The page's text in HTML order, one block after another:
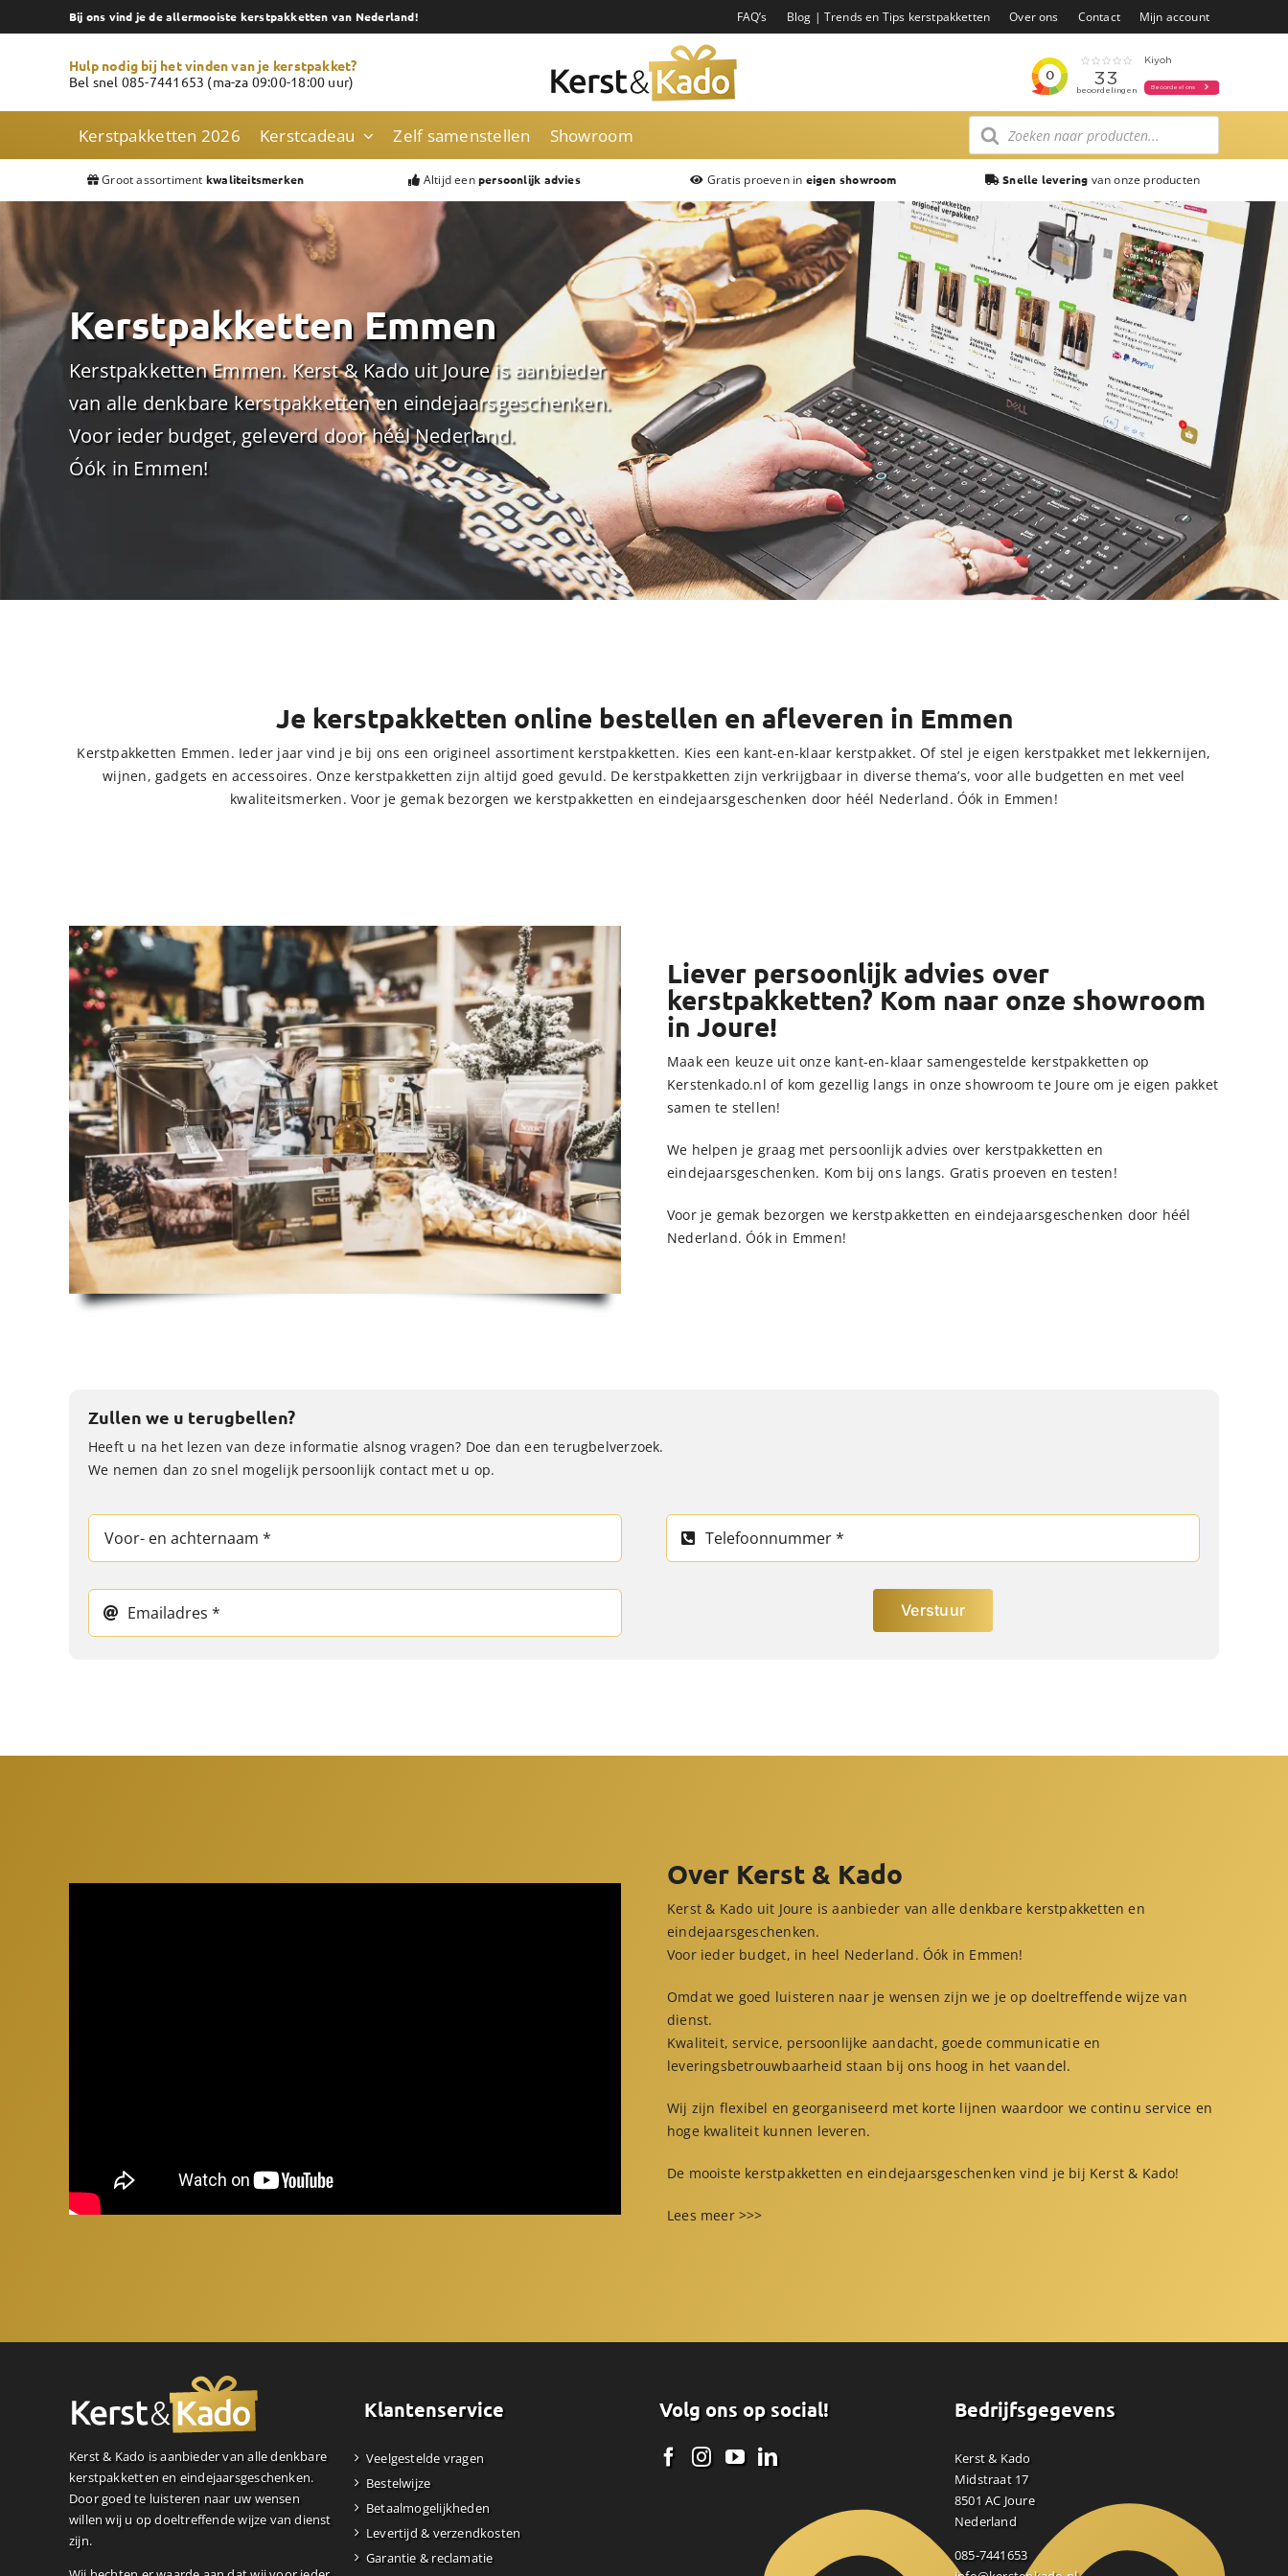
to
Bij ons vind je de allermooiste kerstpakketten van Nederland! FAQ’s Blog | Trends en Tips kerstpakketten Over ons Contact Mijn account
Hulp nodig bij het vinden van je kerstpakket?
Bel snel 085-7441653 (ma-za 09:00-18:00 uur)
Kerstpakketten 2026 Kerstcadeau Zelf samenstellen Showroom
Producten
zoeken
Groot assortiment kwaliteitsmerken Altijd een persoonlijk advies Gratis proeven in eigen showroom Snelle levering van onze producten
Kerstpakketten Emmen
Kerstpakketten Emmen. Kerst & Kado uit Joure is aanbieder
van alle denkbare kerstpakketten en eindejaarsgeschenken.
Voor ieder budget, geleverd door héél Nederland.
Óók in Emmen!
Je kerstpakketten online bestellen en afleveren in Emmen
Kerstpakketten Emmen. Ieder jaar vind je bij ons een origineel assortiment kerstpakketten. Kies een kant-en-klaar kerstpakket. Of stel je eigen kerstpakket met lekkernijen,
wijnen, gadgets en accessoires. Onze kerstpakketten zijn altijd goed gevuld. De kerstpakketten zijn verkrijgbaar in diverse thema’s, voor alle budgetten en met veel
kwaliteitsmerken. Voor je gemak bezorgen we kerstpakketten en eindejaarsgeschenken door héél Nederland. Óók in Emmen!
Liever persoonlijk advies over
kerstpakketten? Kom naar onze showroom
in Joure!
Maak een keuze uit onze kant-en-klaar samengestelde kerstpakketten op
Kerstenkado.nl of kom gezellig langs in onze showroom te Joure om je eigen pakket
samen te stellen!
We helpen je graag met persoonlijk advies over kerstpakketten en
eindejaarsgeschenken. Kom bij ons langs. Gratis proeven en testen!
Voor je gemak bezorgen we kerstpakketten en eindejaarsgeschenken door héél
Nederland. Óók in Emmen!
Zullen we u terugbellen?
Heeft u na het lezen van deze informatie alsnog vragen? Doe dan een terugbelverzoek.
We nemen dan zo snel mogelijk persoonlijk contact met u op.
Verstuur
Over Kerst & Kado
Kerst & Kado uit Joure is aanbieder van alle denkbare kerstpakketten en
eindejaarsgeschenken.
Voor ieder budget, in heel Nederland. Óók in Emmen!
Omdat we goed luisteren naar je wensen zijn we je op doeltreffende wijze van
dienst.
Kwaliteit, service, persoonlijke aandacht, goede communicatie en
leveringsbetrouwbaarheid staan bij ons hoog in het vaandel.
Wij zijn flexibel en georganiseerd met korte lijnen waardoor we continu service en
hoge kwaliteit kunnen leveren.
De mooiste kerstpakketten en eindejaarsgeschenken vind je bij Kerst & Kado!
Lees meer >>>
Kerst & Kado is aanbieder van alle denkbare
kerstpakketten en eindejaarsgeschenken.
Door goed te luisteren naar uw wensen
willen wij u op doeltreffende wijze van dienst
zijn.
Klantenservice
Veelgestelde vragen
Bestelwijze
Betaalmogelijkheden
Levertijd & verzendkosten
Garantie & reclamatie
Volg ons op social! Bedrijfsgegevens
Kerst & Kado
Midstraat 17
8501 AC Joure
Nederland
085-7441653